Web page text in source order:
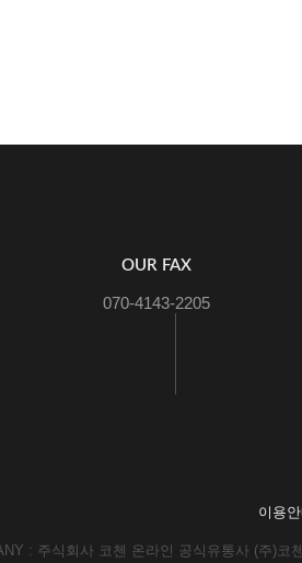
OUR FAX
070-4143-2205
이용
: 주식회사 코첸 온라인 공식유통사 (주)코첸